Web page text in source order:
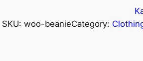
e
SKU: woo-beanieCategory: